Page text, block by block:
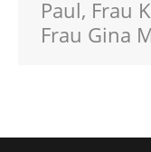
Paul, Frau
Frau Gina